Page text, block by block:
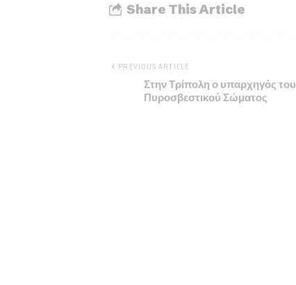
Share This Article
PREVIOUS ARTICLE
Στην Τρίπολη ο υπαρχηγός του
Πυροσβεστικού Σώματος